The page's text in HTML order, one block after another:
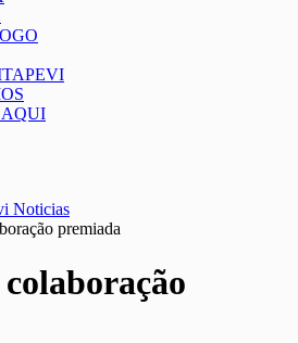
premiada
colaboração